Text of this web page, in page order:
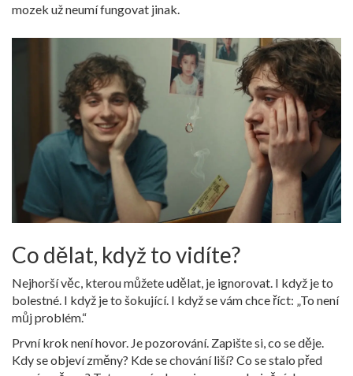
mozek už neumí fungovat jinak.
Co dělat, když to vidíte?
Nejhorší věc, kterou můžete udělat, je ignorovat. I když je to
bolestné. I když je to šokující. I když se vám chce říct: „To není
můj problém.“
První krok není hovor. Je pozorování. Zapište si, co se děje.
Kdy se objeví změny? Kde se chování liší? Co se stalo před